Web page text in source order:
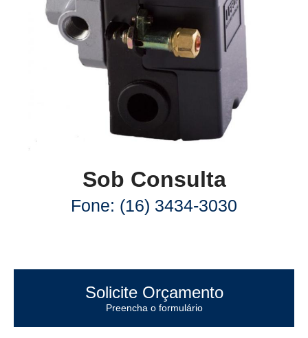
Sob Consulta
Fone: (16) 3434-3030
Solicite Orçamento
Preencha o formulário